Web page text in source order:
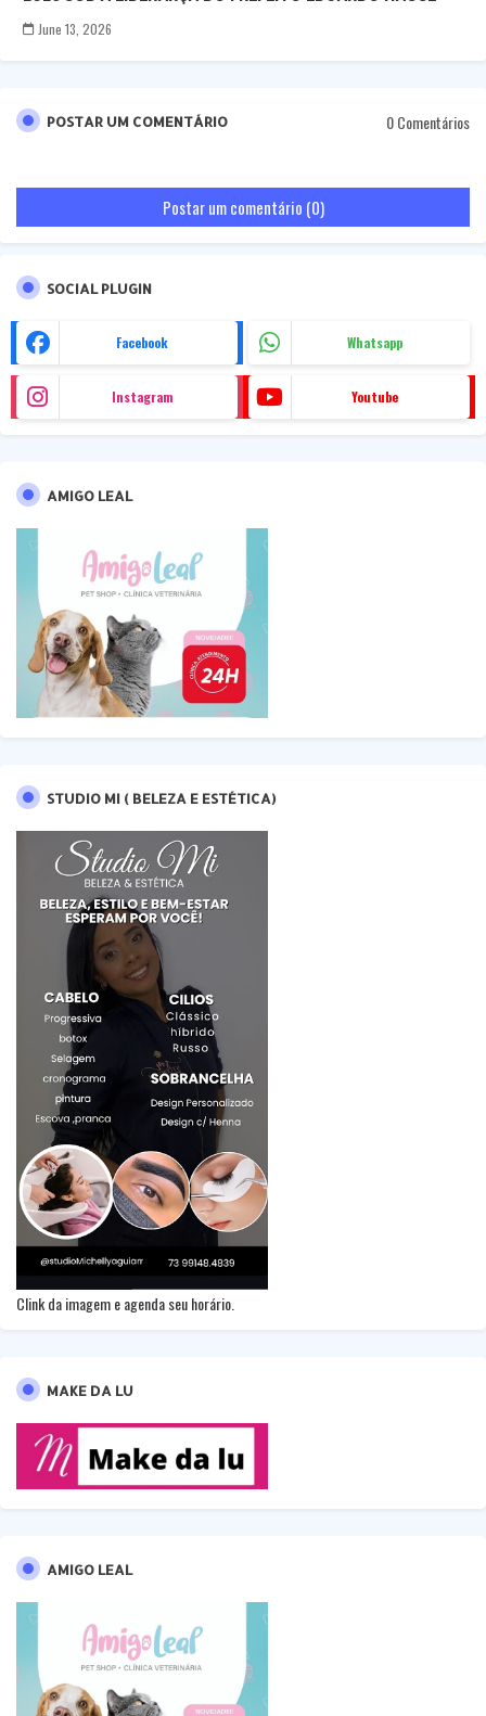
June 13, 2026
POSTAR UM COMENTÁRIO 0 Comentários
Postar um comentário (0)
SOCIAL PLUGIN
Facebook Whatsapp
Instagram Youtube
AMIGO LEAL
STUDIO MI ( BELEZA E ESTÉTICA)
Clink da imagem e agenda seu horário.
MAKE DA LU
AMIGO LEAL